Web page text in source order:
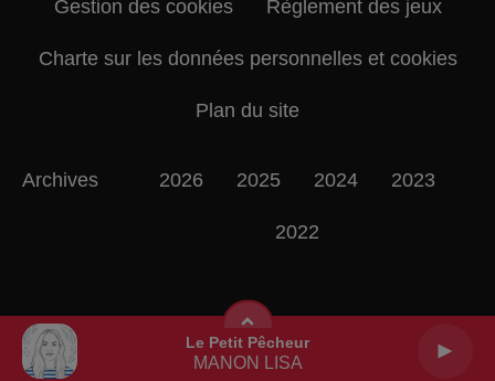
Le Petit Pêcheur
MANON LISA
Gestion des cookies Règlement des jeux
Charte sur les données personnelles et cookies
Plan du site
Archives 2026 2025 2024 2023
2022